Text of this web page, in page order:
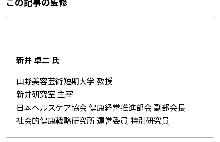
新井 卓二 氏
山野美容芸術短期大学 教授
新井研究室 主宰
日本ヘルスケア協会 健康経営推進部会 副部会長
社会的健康戦略研究所 運営委員 特別研究員